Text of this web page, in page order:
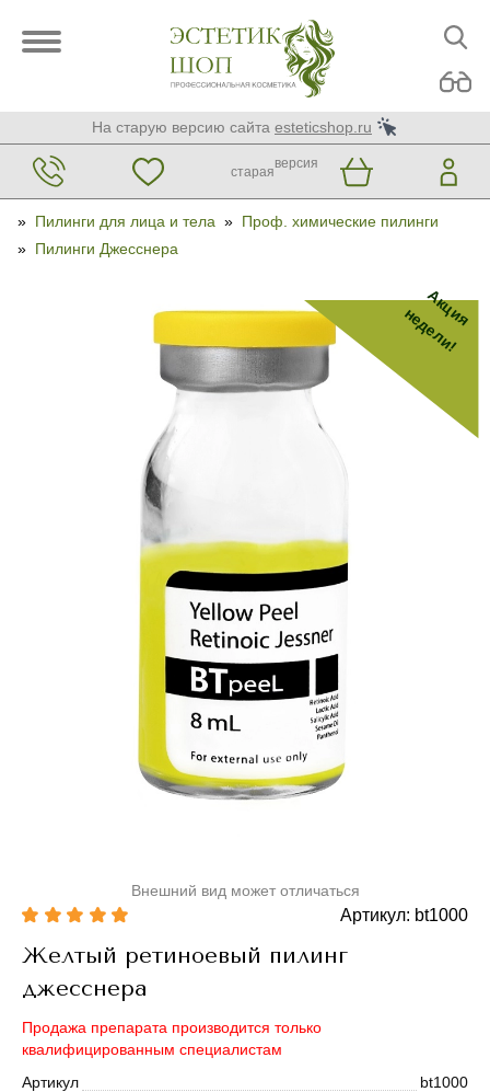
На старую версию сайта esteticshop.ru
старая
версия
» Пилинги для лица и тела » Проф. химические пилинги
» Пилинги Джесснера
Акция
недели!
Внешний вид может отличаться
Артикул: bt1000
Желтый ретиноевый пилинг
джесснера
Продажа препарата производится только
квалифицированным специалистам
Артикул
bt1000